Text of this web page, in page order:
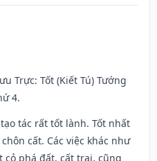
Trực: Tốt (Kiết Tú) Tướng
4.
tác rất tốt lành. Tốt nhất
cất. Các việc khác như
phá đất, cất trại, cũng